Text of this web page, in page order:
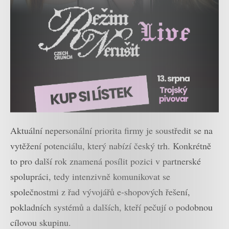
Aktuální nepersonální priorita firmy je soustředit se na
vytěžení potenciálu, který nabízí český trh. Konkrétně
to pro další rok znamená posílit pozici v partnerské
spolupráci, tedy intenzivně komunikovat se
společnostmi z řad vývojářů e-shopových řešení,
pokladních systémů a dalších, kteří pečují o podobnou
cílovou skupinu.